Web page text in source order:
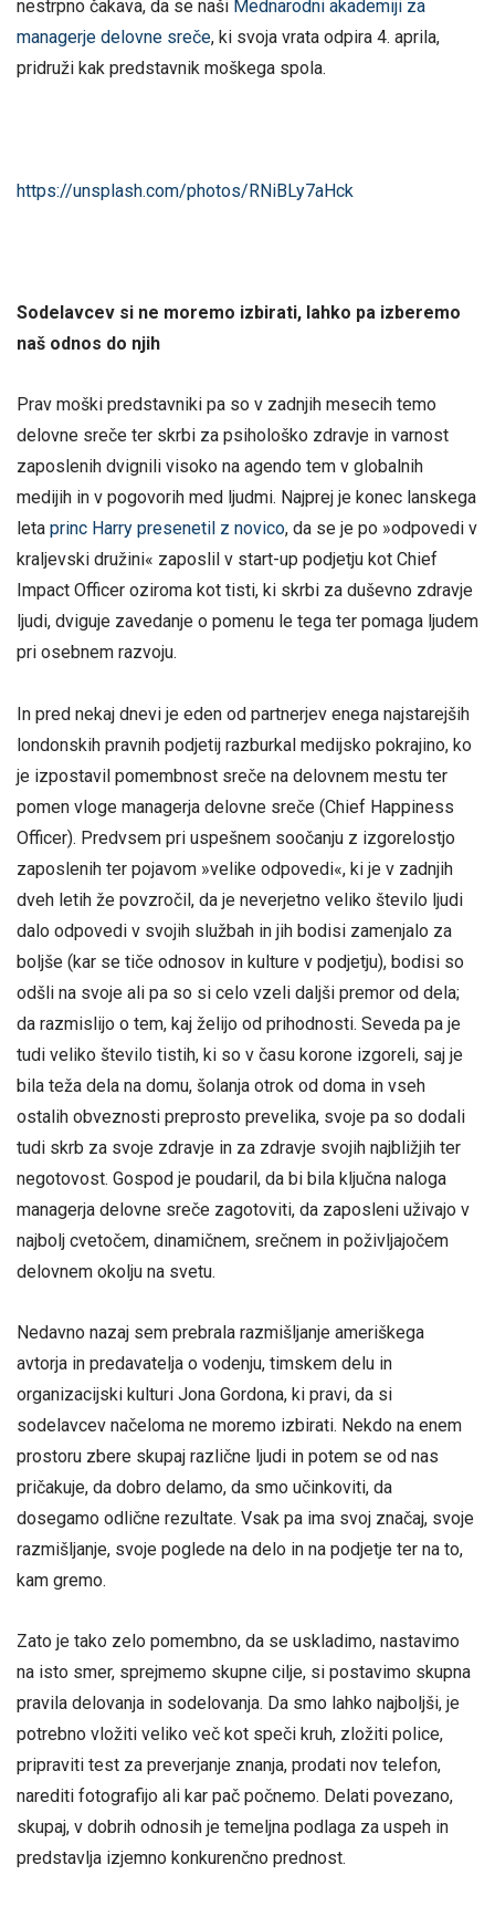
nestrpno čakava, da se naši Mednarodni akademiji za
managerje delovne sreče, ki svoja vrata odpira 4. aprila,
pridruži kak predstavnik moškega spola.
https://unsplash.com/photos/RNiBLy7aHck
Sodelavcev si ne moremo izbirati, lahko pa izberemo
naš odnos do njih
Prav moški predstavniki pa so v zadnjih mesecih temo
delovne sreče ter skrbi za psihološko zdravje in varnost
zaposlenih dvignili visoko na agendo tem v globalnih
medijih in v pogovorih med ljudmi. Najprej je konec lanskega
leta princ Harry presenetil z novico, da se je po »odpovedi v
kraljevski družini« zaposlil v start-up podjetju kot Chief
Impact Officer oziroma kot tisti, ki skrbi za duševno zdravje
ljudi, dviguje zavedanje o pomenu le tega ter pomaga ljudem
pri osebnem razvoju.
In pred nekaj dnevi je eden od partnerjev enega najstarejših
londonskih pravnih podjetij razburkal medijsko pokrajino, ko
je izpostavil pomembnost sreče na delovnem mestu ter
pomen vloge managerja delovne sreče (Chief Happiness
Officer). Predvsem pri uspešnem soočanju z izgorelostjo
zaposlenih ter pojavom »velike odpovedi«, ki je v zadnjih
dveh letih že povzročil, da je neverjetno veliko število ljudi
dalo odpovedi v svojih službah in jih bodisi zamenjalo za
boljše (kar se tiče odnosov in kulture v podjetju), bodisi so
odšli na svoje ali pa so si celo vzeli daljši premor od dela;
da razmislijo o tem, kaj želijo od prihodnosti. Seveda pa je
tudi veliko število tistih, ki so v času korone izgoreli, saj je
bila teža dela na domu, šolanja otrok od doma in vseh
ostalih obveznosti preprosto prevelika, svoje pa so dodali
tudi skrb za svoje zdravje in za zdravje svojih najbližjih ter
negotovost. Gospod je poudaril, da bi bila ključna naloga
managerja delovne sreče zagotoviti, da zaposleni uživajo v
najbolj cvetočem, dinamičnem, srečnem in poživljajočem
delovnem okolju na svetu.
Nedavno nazaj sem prebrala razmišljanje ameriškega
avtorja in predavatelja o vodenju, timskem delu in
organizacijski kulturi Jona Gordona, ki pravi, da si
sodelavcev načeloma ne moremo izbirati. Nekdo na enem
prostoru zbere skupaj različne ljudi in potem se od nas
pričakuje, da dobro delamo, da smo učinkoviti, da
dosegamo odlične rezultate. Vsak pa ima svoj značaj, svoje
razmišljanje, svoje poglede na delo in na podjetje ter na to,
kam gremo.
Zato je tako zelo pomembno, da se uskladimo, nastavimo
na isto smer, sprejmemo skupne cilje, si postavimo skupna
pravila delovanja in sodelovanja. Da smo lahko najboljši, je
potrebno vložiti veliko več kot speči kruh, zložiti police,
pripraviti test za preverjanje znanja, prodati nov telefon,
narediti fotografijo ali kar pač počnemo. Delati povezano,
skupaj, v dobrih odnosih je temeljna podlaga za uspeh in
predstavlja izjemno konkurenčno prednost.